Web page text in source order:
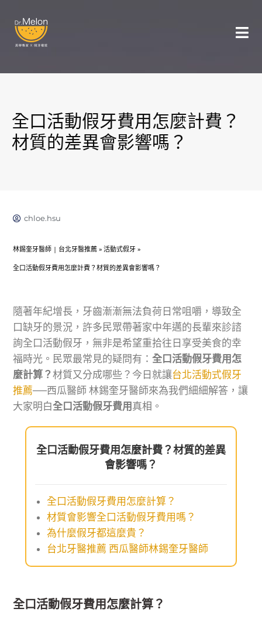
全口活動假牙費用怎麼計費？
材質的差異會影響嗎？
chloe.hsu
林錫奎牙醫師 | 台北牙醫推薦 » 活動式假牙 »
全口活動假牙費用怎麼計費？材質的差異會影響嗎？
隨著年紀增長，牙齒漸漸無法負荷日常咀嚼，導致全
口缺牙的景況，許多民眾帶著家中年邁的長輩來診諮
詢全口活動假牙，無非是希望重拾往日享受美食的幸
福時光。民眾最常見的疑問有：全口活動假牙費用怎
麼計算？材質又分成哪些？今日就讓台北活動式假牙
推薦──西瓜醫師 林錫奎牙醫師來為我們細細解答，讓
大家明白全口活動假牙費用 真相。
全口活動假牙費用怎麼計費？材質的差異
會影響嗎？
全口活動假牙費用怎麼計算？
材質會影響全口活動假牙費用嗎？
為什麼假牙都這麼貴？
台北牙醫推薦 西瓜醫師林錫奎牙醫師
全口活動假牙費用怎麼計算？